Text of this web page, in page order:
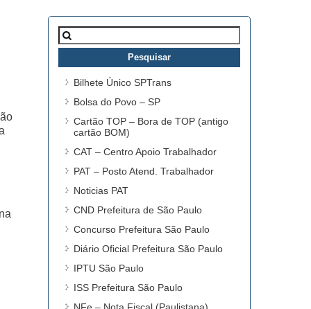
Pesquisar
por:
Bilhete Único SPTrans
Bolsa do Povo – SP
Cartão TOP – Bora de TOP (antigo
cartão BOM)
CAT – Centro Apoio Trabalhador
PAT – Posto Atend. Trabalhador
Noticias PAT
CND Prefeitura de São Paulo
Concurso Prefeitura São Paulo
Diário Oficial Prefeitura São Paulo
IPTU São Paulo
ISS Prefeitura São Paulo
NFe – Nota Fiscal (Paulistana)